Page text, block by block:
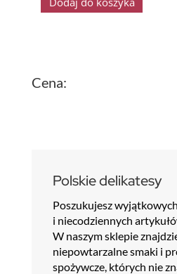
Cena:
Polskie delikatesy
Poszukujesz
i niecodziennych
W naszym sklepie
niepowtarzalne smaki i
spożywcze, których nie